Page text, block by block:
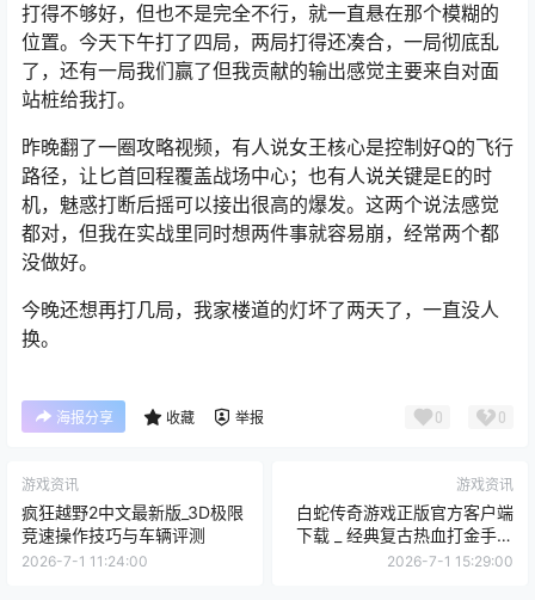
打得不够好，但也不是完全不行，就一直悬在那个模糊的
位置。今天下午打了四局，两局打得还凑合，一局彻底乱
了，还有一局我们赢了但我贡献的输出感觉主要来自对面
站桩给我打。
昨晚翻了一圈攻略视频，有人说女王核心是控制好Q的飞行
路径，让匕首回程覆盖战场中心；也有人说关键是E的时
机，魅惑打断后摇可以接出很高的爆发。这两个说法感觉
都对，但我在实战里同时想两件事就容易崩，经常两个都
没做好。
今晚还想再打几局，我家楼道的灯坏了两天了，一直没人
换。
海报分享 收藏 举报 0 0
游戏资讯
疯狂越野2中文最新版_3D极限
竞速操作技巧与车辆评测
2026-7-1 11:24:00
游戏资讯
白蛇传奇游戏正版官方客户端
下载 _ 经典复古热血打金手游
排位
2026-7-1 15:29:00